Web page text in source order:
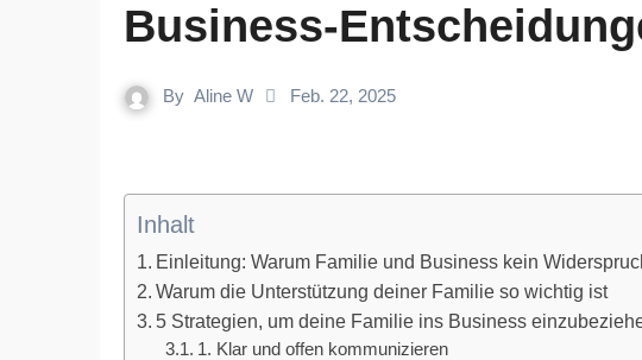
Business-
By Aline W Feb. 22, 2025
Inhalt
Einleitung: Warum Familie und Business kein
Warum die Unterstützung deiner Familie so wichtig ist
5 Strategien, um deine Familie ins Business
1. Klar und offen kommunizieren